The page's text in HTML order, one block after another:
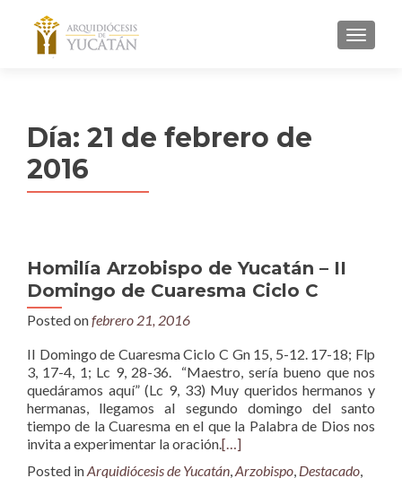
MENU
Día: 21 de febrero de
2016
Homilía Arzobispo de Yucatán – II
Domingo de Cuaresma Ciclo C
Posted onfebrero 21, 2016
II Domingo de Cuaresma Ciclo C Gn 15, 5-12. 17-18; Flp
3, 17-4, 1; Lc 9, 28-36. “Maestro, sería bueno que nos
quedáramos aquí” (Lc 9, 33) Muy queridos hermanos y
hermanas, llegamos al segundo domingo del santo
tiempo de la Cuaresma en el que la Palabra de Dios nos
invita a experimentar la oración.[…]
Posted inArquidiócesis de Yucatán,Arzobispo, Destacado,